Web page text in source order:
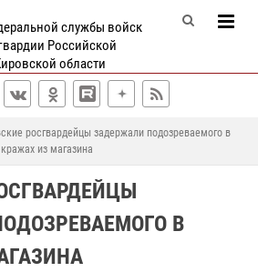
службы войск
Российской
области
росгвардейцы задержали подозреваемого в
кражах из магазина
В